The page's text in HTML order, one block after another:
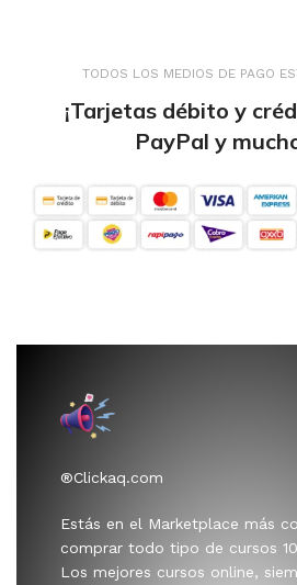
TODOS LOS MEDIOS DE PAGO
¡Tarjetas débito y
PayPal y
®Clickaq.com
Estás en el Marketplace más
comprar todo tipo de cursos
Los mejores cursos online,